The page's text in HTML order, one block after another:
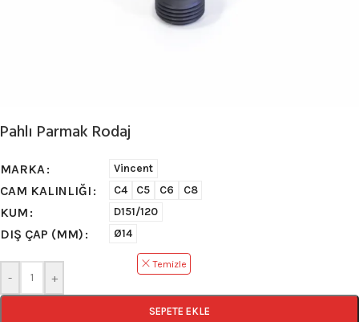
Pahlı Parmak Rodaj
MARKA Vincent
CAM KALINLIĞI C4 C5 C6 C8
KUM D151/120
DIŞ ÇAP (MM) Ø14
Temizle
- +
SEPETE EKLE